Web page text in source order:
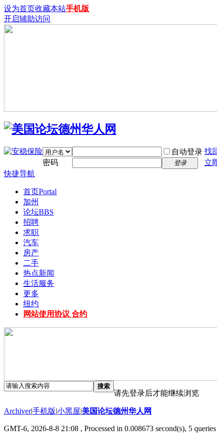
设为首页收藏本站手机版
开启辅助访问
自动登录 找
密码
登录
立
快捷导航
首页Portal
加州
论坛BBS
招聘
求职
汽车
房产
二手
热点新闻
生活服务
更多
纽约
网站使用协议 合约
搜索
请先登录后才能继续浏览
Archiver|手机版|小黑屋|美国论坛德州华人网
GMT-6, 2026-8-8 21:08 , Processed in 0.008673 second(s), 5